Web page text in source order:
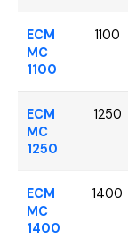
ECM
MC
1100
1100
ECM
MC
1250
1250
ECM
MC
1400
1400